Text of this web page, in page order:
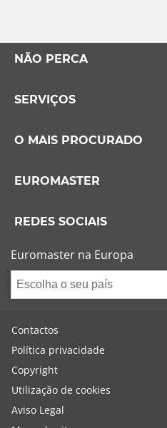
NÃO PERCA
SERVIÇOS
O MAIS PROCURADO
EUROMASTER
REDES SOCIAIS
Euromaster na Europa
Escolha o seu país
Contactos
Política privacidade
Copyright
Utilização de cookies
Aviso Legal